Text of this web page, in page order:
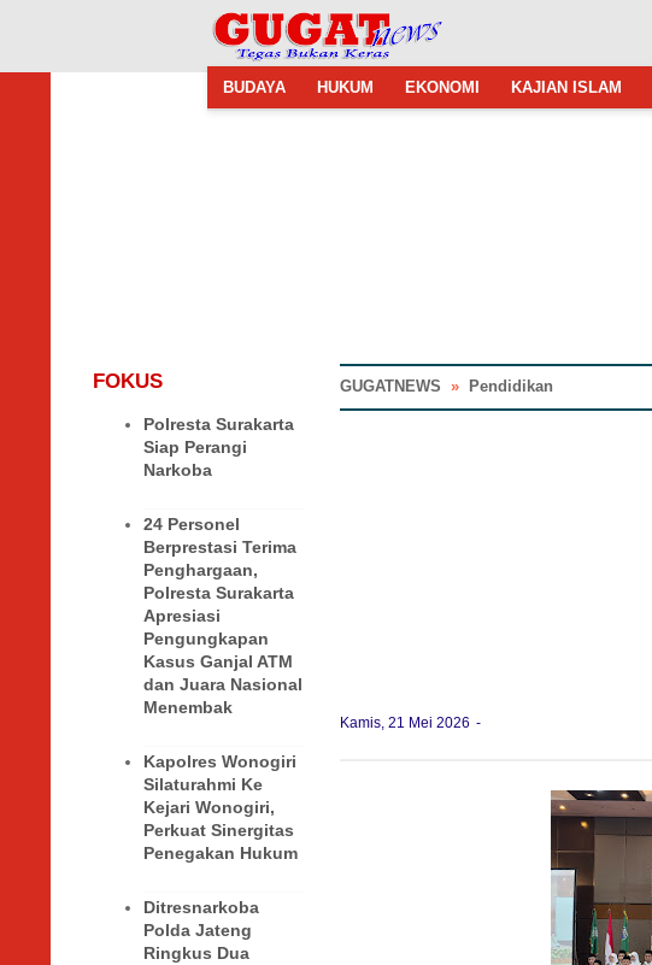
BUDAYA HUKUM EKONOMI KAJIAN ISLAM
FOKUS
Polresta Surakarta
Siap Perangi
Narkoba
24 Personel
Berprestasi Terima
Penghargaan,
Polresta Surakarta
Apresiasi
Pengungkapan
Kasus Ganjal ATM
dan Juara Nasional
Menembak
Kapolres Wonogiri
Silaturahmi Ke
Kejari Wonogiri,
Perkuat Sinergitas
Penegakan Hukum
Ditresnarkoba
Polda Jateng
Ringkus Dua
GUGATNEWS » Pendidikan
Kamis, 21 Mei 2026